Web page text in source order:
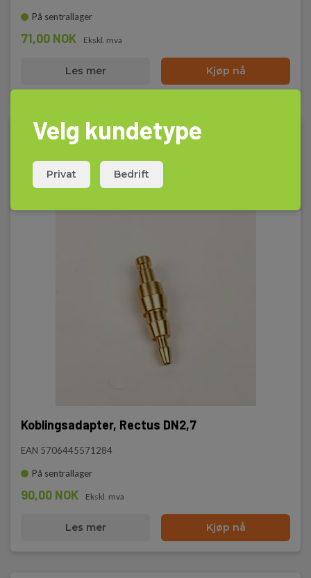
På sentrallager
71,00 NOK Ekskl. mva
Les mer Kjøp nå
Koblingsadapter, Rectus DN2,7
EAN 5706445571284
På sentrallager
90,00 NOK Ekskl. mva
Les mer Kjøp nå
Velg kundetype
Privat Bedrift